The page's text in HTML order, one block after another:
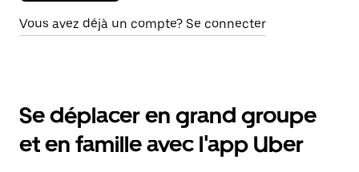
Vous avez déjà un compte? Se connecter
Se déplacer en grand groupe
et en famille avec l'app Uber